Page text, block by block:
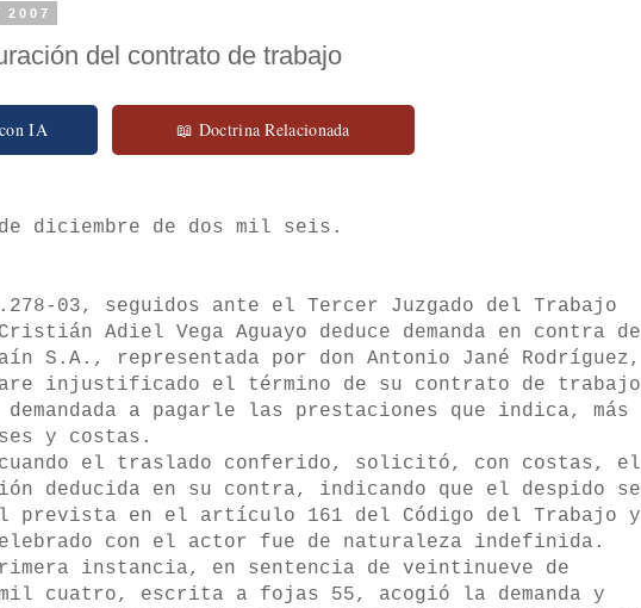
del contrato de trabajo
IA 📖 Doctrina Relacionada
diciembre de dos mil seis.
03, seguidos ante el Tercer Juzgado del Trabajo
Adiel Vega Aguayo deduce demanda en contra de
S.A., representada por don Antonio Jané Rodríguez,
injustificado el término de su contrato de trabajo
a pagarle las prestaciones que indica, más
y costas.
el traslado conferido, solicitó, con costas, el
deducida en su contra, indicando que el despido se
prevista en el artículo 161 del Código del Trabajo y
con el actor fue de naturaleza indefinida.
instancia, en sentencia de veintinueve de
cuatro, escrita a fojas 55, acogió la demanda y